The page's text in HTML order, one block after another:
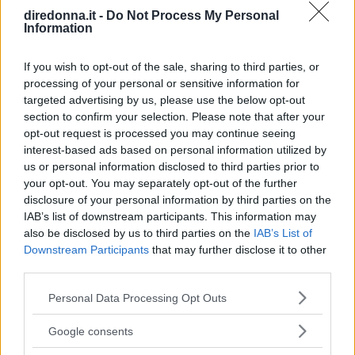
diredonna.it - Do Not Process My Personal
Information
If you wish to opt-out of the sale, sharing to third parties, or
processing of your personal or sensitive information for
targeted advertising by us, please use the below opt-out
section to confirm your selection. Please note that after your
opt-out request is processed you may continue seeing
interest-based ads based on personal information utilized by
us or personal information disclosed to third parties prior to
your opt-out. You may separately opt-out of the further
disclosure of your personal information by third parties on the
IAB’s list of downstream participants. This information may
also be disclosed by us to third parties on the IAB’s List of
Downstream Participants that may further disclose it to other
Please note that this website/app uses one or more Google
not limited to your visit or usage behaviour. You may click to
Personal Data Processing Opt Outs
Google consents